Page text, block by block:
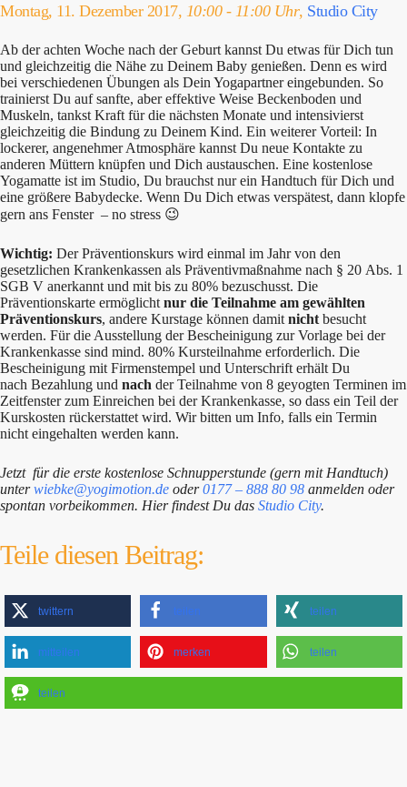
Montag, 11. Dezember 2017, 10:00 - 11:00 Uhr, Studio City
Ab der achten Woche nach der Geburt kannst Du etwas für Dich tun
und gleichzeitig die Nähe zu Deinem Baby genießen. Denn es wird
bei verschiedenen Übungen als Dein Yogapartner eingebunden. So
trainierst Du auf sanfte, aber effektive Weise Beckenboden und
Muskeln, tankst Kraft für die nächsten Monate und intensivierst
gleichzeitig die Bindung zu Deinem Kind. Ein weiterer Vorteil: In
lockerer, angenehmer Atmosphäre kannst Du neue Kontakte zu
anderen Müttern knüpfen und Dich austauschen. Eine kostenlose
Yogamatte ist im Studio, Du brauchst nur ein Handtuch für Dich und
eine größere Babydecke. Wenn Du Dich etwas verspätest, dann klopfe
gern ans Fenster – no stress 😉
Wichtig: Der Präventionskurs wird einmal im Jahr von den
gesetzlichen Krankenkassen als Präventivmaßnahme nach § 20 Abs. 1
SGB V anerkannt und mit bis zu 80% bezuschusst. Die
Präventionskarte ermöglicht nur die Teilnahme am gewählten
Präventionskurs, andere Kurstage können damit nicht besucht
werden. Für die Ausstellung der Bescheinigung zur Vorlage bei der
Krankenkasse sind mind. 80% Kursteilnahme erforderlich. Die
Bescheinigung mit Firmenstempel und Unterschrift erhält Du
nach Bezahlung und nach der Teilnahme von 8 geyogten Terminen im
Zeitfenster zum Einreichen bei der Krankenkasse, so dass ein Teil der
Kurskosten rückerstattet wird. Wir bitten um Info, falls ein Termin
nicht eingehalten werden kann.
Jetzt für die erste kostenlose Schnupperstunde (gern mit Handtuch)
unterwiebke@yogimotion.de oder0177 – 888 80 98 anmelden oder
spontan vorbeikommen. Hier findest Du das Studio City.
Teile diesen Beitrag:
twittern teilen teilen
mitteilen merken teilen
teilen